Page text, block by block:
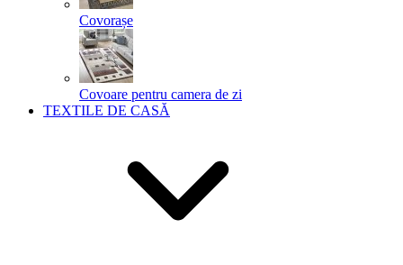
Covorașe
Covoare pentru camera de zi
TEXTILE DE CASĂ